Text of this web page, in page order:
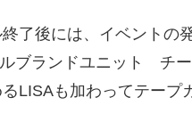
了後には、イベント
ブランドユニット チ
LISAも加わってテープ